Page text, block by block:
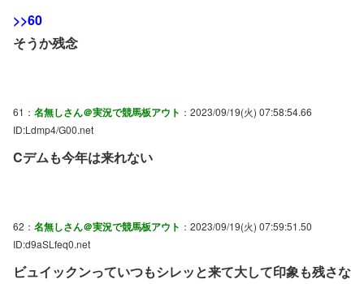
>>60
そうか残念
61： 名無しさん＠実況で競馬板アウト ：2023/09/19(火) 07:58:54.66
ID:Ldmp4/G00.net
Cデムも今年は来れない
62： 名無しさん＠実況で競馬板アウト ：2023/09/19(火) 07:59:51.50
ID:d9aSLfeq0.net
ビュイックンっていつもシレッと来て大して印象も残さな